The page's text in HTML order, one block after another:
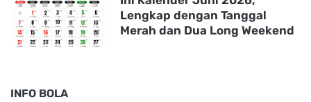
Lengkap dengan Tanggal
Merah dan Dua Long Weekend
INFO BOLA